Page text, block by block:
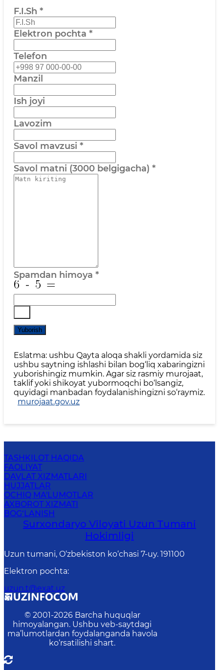
F.I.Sh *
Elektron pochta *
Telefon
Manzil
Ish joyi
Lavozim
Savol mavzusi *
Savol matni (3000 belgigacha) *
Spamdan himoya *
Yuborish
Eslatma: ushbu Qayta aloqa shakli yordamida siz
ushbu saytning ishlashi bilan bog‘liq xabaringizni
yuborishingiz mumkin. Agar siz rasmiy murojaat,
taklif yoki shikoyat yubormoqchi bo‘lsangiz,
quyidagi manbadan foydalanishingizni so‘raymiz.
murojaat.gov.uz
TASHKILOT HAQIDA
FAOLIYAT
DAVLAT XIZMATLARI
HUJJATLAR
OCHIQ MA'LUMOTLAR
AXBOROT XIZMATI
BOG‘LANISH
Surxondaryo Viloyati Uzun Tumani
Hokimligi
Uzun tumani, O‘zbekiston ko‘chasi 7-uy. 191100
Elektron pochta:
uzun.t@exat.uz
© 2001-2026 Barcha huquqlar
himoyalangan. Ushbu veb-saytdagi
ma’lumotlardan foydalanganda havola
ko‘rsatilishi shart.